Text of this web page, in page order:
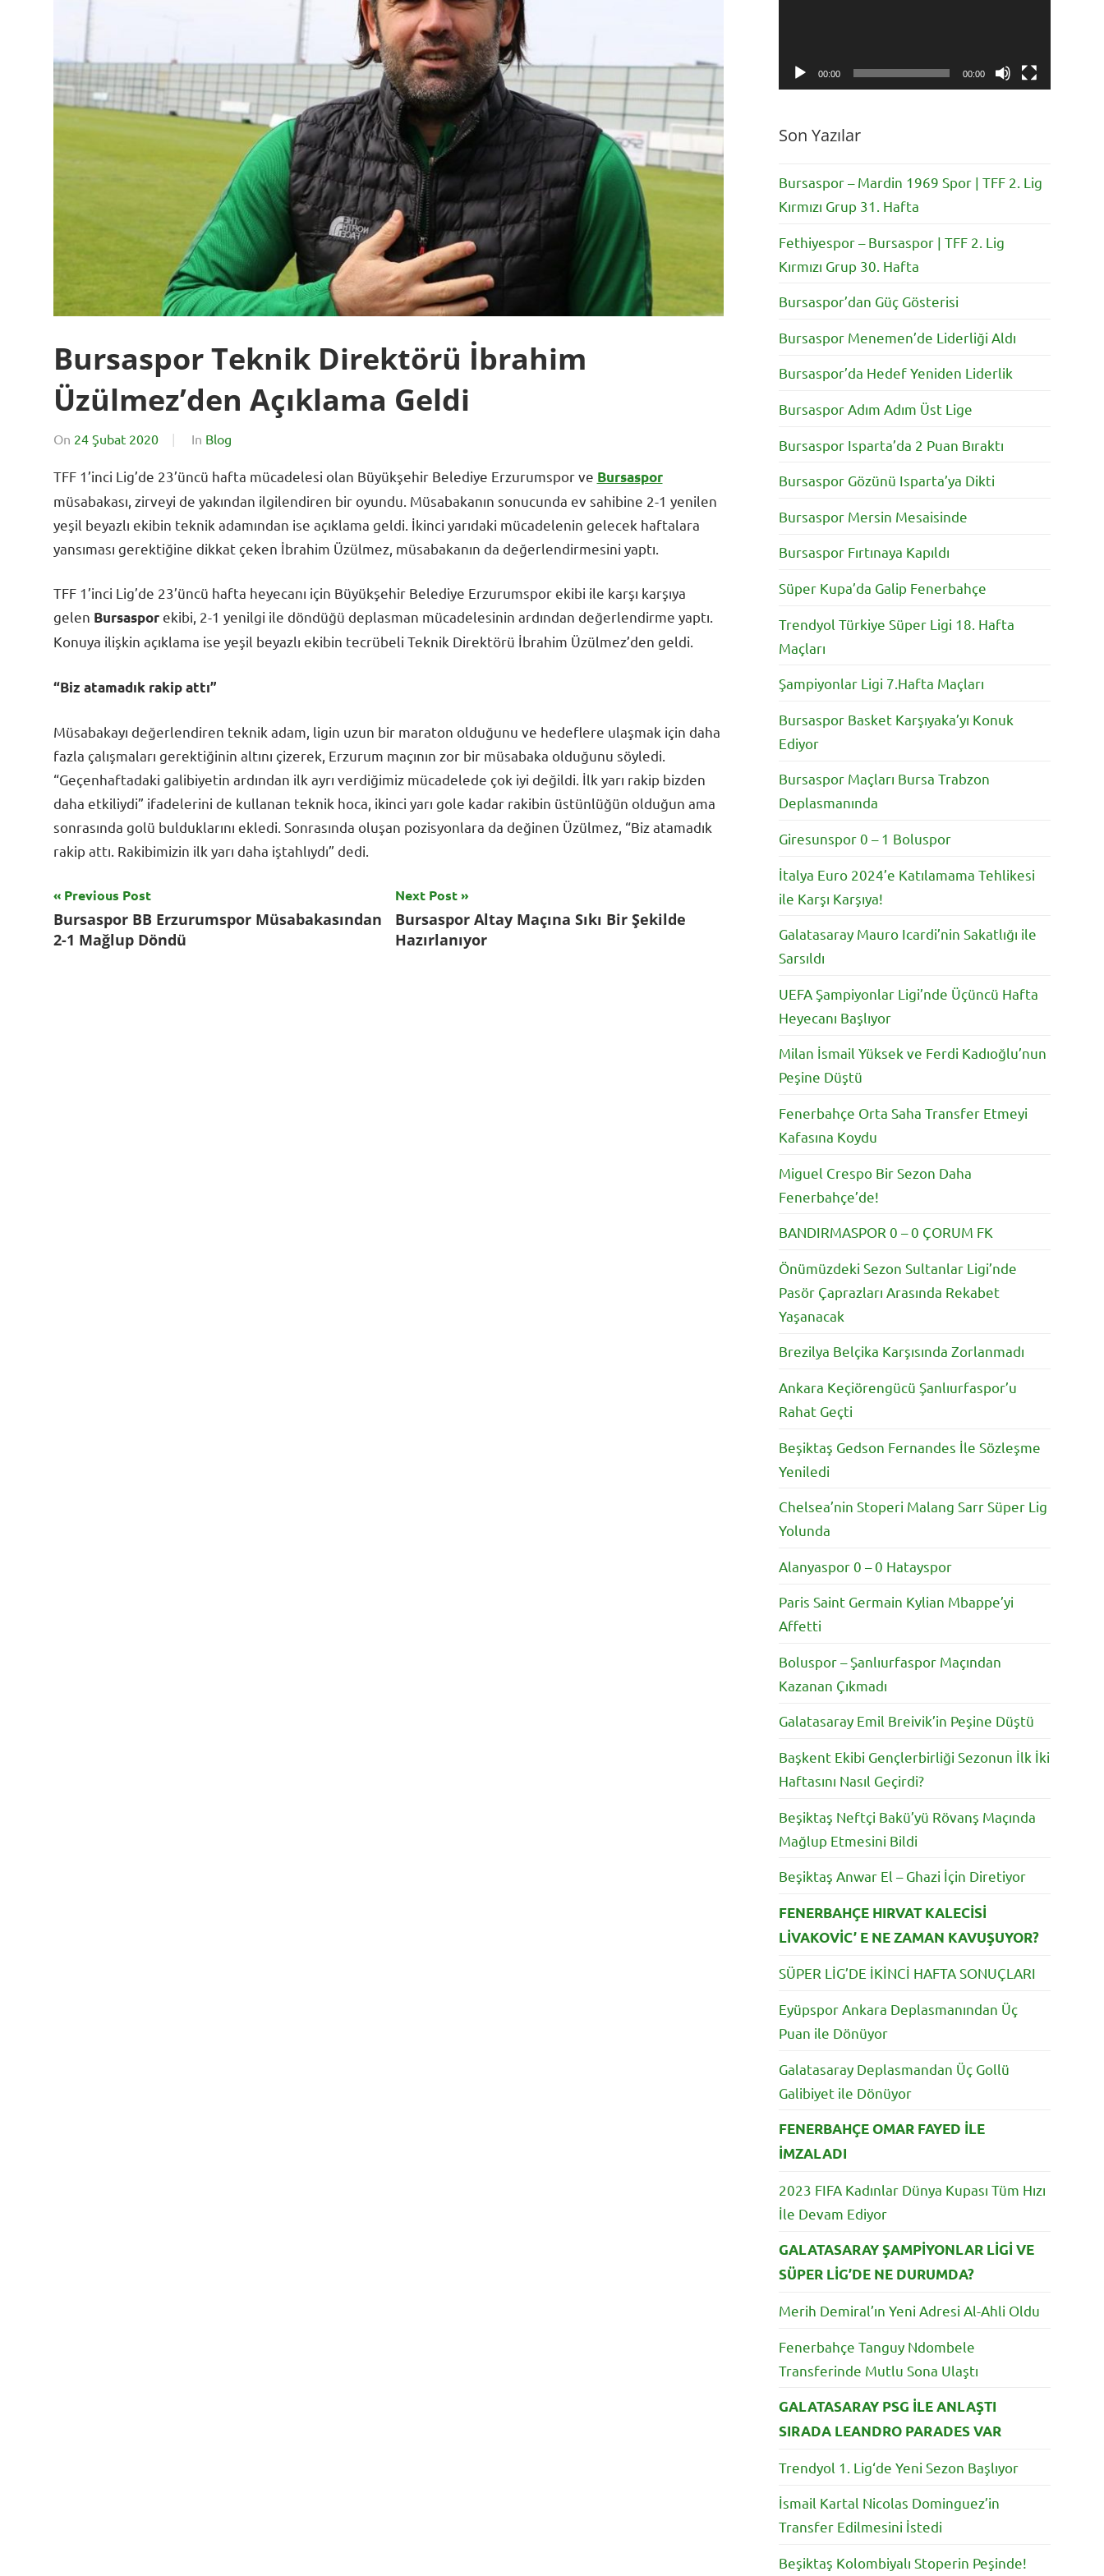
Bursaspor Teknik Direktörü İbrahim
Üzülmez’den Açıklama Geldi
On 24 Şubat 2020
By
In Blog
TFF 1’inci Lig’de 23’üncü hafta mücadelesi olan Büyükşehir Belediye Erzurumspor ve Bursaspor
müsabakası, zirveyi de yakından ilgilendiren bir oyundu. Müsabakanın sonucunda ev sahibine 2-1 yenilen
yeşil beyazlı ekibin teknik adamından ise açıklama geldi. İkinci yarıdaki mücadelenin gelecek haftalara
yansıması gerektiğine dikkat çeken İbrahim Üzülmez, müsabakanın da değerlendirmesini yaptı.
TFF 1’inci Lig’de 23’üncü hafta heyecanı için Büyükşehir Belediye Erzurumspor ekibi ile karşı karşıya
gelen Bursasporekibi, 2-1 yenilgi ile döndüğü deplasman mücadelesinin ardından değerlendirme yaptı.
Konuya ilişkin açıklama ise yeşil beyazlı ekibin tecrübeli Teknik Direktörü İbrahim Üzülmez’den geldi.
“Biz atamadık rakip attı”
Müsabakayı değerlendiren teknik adam, ligin uzun bir maraton olduğunu ve hedeflere ulaşmak için daha
fazla çalışmaları gerektiğinin altını çizerek, Erzurum maçının zor bir müsabaka olduğunu söyledi.
“Geçenhaftadaki galibiyetin ardından ilk ayrı verdiğimiz mücadelede çok iyi değildi. İlk yarı rakip bizden
daha etkiliydi” ifadelerini de kullanan teknik hoca, ikinci yarı gole kadar rakibin üstünlüğün olduğun ama
sonrasında golü bulduklarını ekledi. Sonrasında oluşan pozisyonlara da değinen Üzülmez, “Biz atamadık
rakip attı. Rakibimizin ilk yarı daha iştahlıydı” dedi.
Tagged
with
Bursaspor
Yazı
gezinmesi
Previous Post
Bursaspor BB Erzurumspor Müsabakasından
2-1 Mağlup Döndü
Next Post
Bursaspor Altay Maçına Sıkı Bir Şekilde
Hazırlanıyor
00:00 00:00
Son Yazılar
Bursaspor – Mardin 1969 Spor | TFF 2. Lig
Kırmızı Grup 31. Hafta
Fethiyespor – Bursaspor | TFF 2. Lig
Kırmızı Grup 30. Hafta
Bursaspor’dan Güç Gösterisi
Bursaspor Menemen’de Liderliği Aldı
Bursaspor’da Hedef Yeniden Liderlik
Bursaspor Adım Adım Üst Lige
Bursaspor Isparta’da 2 Puan Bıraktı
Bursaspor Gözünü Isparta’ya Dikti
Bursaspor Mersin Mesaisinde
Bursaspor Fırtınaya Kapıldı
Süper Kupa’da Galip Fenerbahçe
Trendyol Türkiye Süper Ligi 18. Hafta
Maçları
Şampiyonlar Ligi 7.Hafta Maçları
Bursaspor Basket Karşıyaka’yı Konuk
Ediyor
Bursaspor Maçları Bursa Trabzon
Deplasmanında
Giresunspor 0 – 1 Boluspor
İtalya Euro 2024’e Katılamama Tehlikesi
ile Karşı Karşıya!
Galatasaray Mauro Icardi’nin Sakatlığı ile
Sarsıldı
UEFA Şampiyonlar Ligi’nde Üçüncü Hafta
Heyecanı Başlıyor
Milan İsmail Yüksek ve Ferdi Kadıoğlu’nun
Peşine Düştü
Fenerbahçe Orta Saha Transfer Etmeyi
Kafasına Koydu
Miguel Crespo Bir Sezon Daha
Fenerbahçe’de!
BANDIRMASPOR 0 – 0 ÇORUM FK
Önümüzdeki Sezon Sultanlar Ligi’nde
Pasör Çaprazları Arasında Rekabet
Yaşanacak
Brezilya Belçika Karşısında Zorlanmadı
Ankara Keçiörengücü Şanlıurfaspor’u
Rahat Geçti
Beşiktaş Gedson Fernandes İle Sözleşme
Yeniledi
Chelsea’nin Stoperi Malang Sarr Süper Lig
Yolunda
Alanyaspor 0 – 0 Hatayspor
Paris Saint Germain Kylian Mbappe’yi
Affetti
Boluspor – Şanlıurfaspor Maçından
Kazanan Çıkmadı
Galatasaray Emil Breivik’in Peşine Düştü
Başkent Ekibi Gençlerbirliği Sezonun İlk İki
Haftasını Nasıl Geçirdi?
Beşiktaş Neftçi Bakü’yü Rövanş Maçında
Mağlup Etmesini Bildi
Beşiktaş Anwar El – Ghazi İçin Diretiyor
FENERBAHÇE HIRVAT KALECİSİ
LİVAKOVİC’ E NE ZAMAN KAVUŞUYOR?
SÜPER LİG’DE İKİNCİ HAFTA SONUÇLARI
Eyüpspor Ankara Deplasmanından Üç
Puan ile Dönüyor
Galatasaray Deplasmandan Üç Gollü
Galibiyet ile Dönüyor
FENERBAHÇE OMAR FAYED İLE
İMZALADI
2023 FIFA Kadınlar Dünya Kupası Tüm Hızı
İle Devam Ediyor
GALATASARAY ŞAMPİYONLAR LİGİ VE
SÜPER LİG’DE NE DURUMDA?
Merih Demiral’ın Yeni Adresi Al-Ahli Oldu
Fenerbahçe Tanguy Ndombele
Transferinde Mutlu Sona Ulaştı
GALATASARAY PSG İLE ANLAŞTI
SIRADA LEANDRO PARADES VAR
Trendyol 1. Lig‘de Yeni Sezon Başlıyor
İsmail Kartal Nicolas Dominguez’in
Transfer Edilmesini İstedi
Beşiktaş Kolombiyalı Stoperin Peşinde!